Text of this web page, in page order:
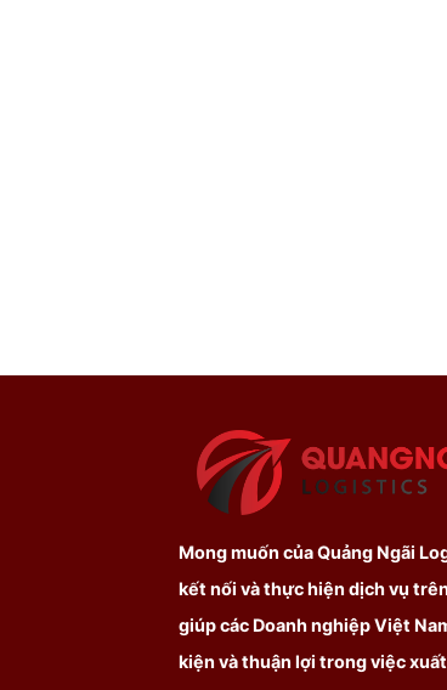
Mong muốn của Quảng Ngãi
kết nối và thực hiện dịch vụ
giúp các Doanh nghiệp Việt
kiện và thuận lợi trong việc